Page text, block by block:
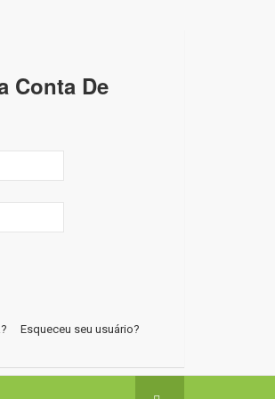
Conta De
Esqueceu seu usuário?